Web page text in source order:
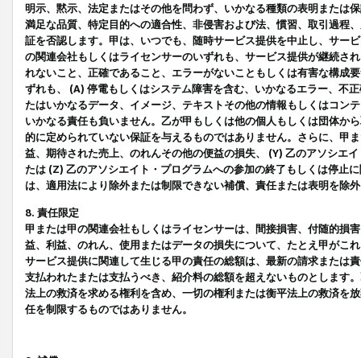
明示、黙示、法定またはその他を問わず、いかなる種類の表明または
満足な品質、特定目的への適合性、非侵害および法、慣習、取引過程
証を否認します。甲は、いつでも、随時サービス提供を中止し、サー
の関連会社もしくはライセンサーのいずれも、サービス提供が継続さ
れないこと、正確であること、エラーがないこともしくは有害な構成
ずれも、 (A) 停電もしくはシステム障害を含む、いかなるエラー、不
たはいかなるデータ、イメージ、テキストその他の情報もしくはコン
いかなる責任も負いません。乙が甲もしくは他の個人もしくは団体か
的に定められていない保証を与えるものではありません。さらに、甲
益、期待された売上、のれんその他の便益の損失、 (Y) 乙のアソシエ
たは (Z) 乙のアソシエイト・プログラムへの参加の終了もしくは停止
は、適用法により除外または制限できない補償、責任または表明を除
8. 責任限定
甲または甲の関連会社もしくはライセンサーは、間接損害、付随的損
益、利益、のれん、使用またはデータの損失について、たとえ甲がこ
サービス提供に関連して生じる甲の責任の総額は、最新の請求または
支払われたまたは支払うべき、紹介料の総額を超えないものとします
法上の救済を求める権利を含め、一切の権利または衡平法上の救済を
任を制限するものではありません。